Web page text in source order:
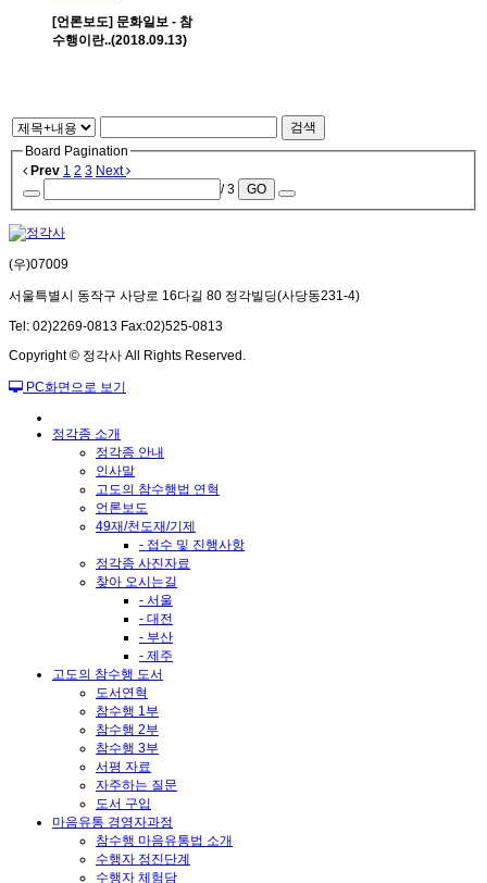
[언론보도] 문화일보 - 참
수행이란..(2018.09.13)
검색
Board Pagination
Prev 1 2 3 Next
/ 3
GO
(우)07009
서울특별시 동작구 사당로 16다길 80 정각빌딩(사당동231-4)
Tel: 02)2269-0813 Fax:02)525-0813
Copyright © 정각사 All Rights Reserved.
PC화면으로 보기
정각종 소개
정각종 안내
인사말
고도의 참수행법 연혁
언론보도
49재/천도재/기제
- 접수 및 진행사항
정각종 사진자료
찾아 오시는길
- 서울
- 대전
- 부산
- 제주
고도의 참수행 도서
도서연혁
참수행 1부
참수행 2부
참수행 3부
서평 자료
자주하는 질문
도서 구입
마음유통 경영자과정
참수행 마음유통법 소개
수행자 정진단계
수행자 체험담